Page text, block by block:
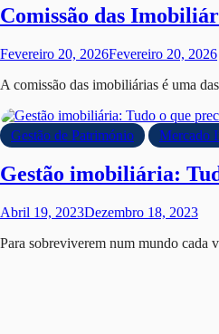
Comissão das
Fevereiro 20, 2026Fevereiro 20, 2026
A comissão das imobiliárias é uma
Gestão de Património Mercado
Gestão imobiliária:
Abril 19, 2023Dezembro 18, 2023
Para sobreviverem num mundo